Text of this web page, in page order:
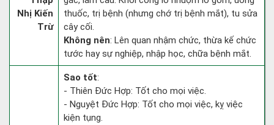
Nhị Kiến
Trừ
thuốc, trị bệnh (nhưng chớ trị bệnh mắt), tu sửa
cây cối.
Không nên: Lên quan nhậm chức, thừa kế chức
tước hay sự nghiệp, nhập học, chữa bệnh mắt.
Sao tốt:
- Thiên Đức Hợp: Tốt cho mọi việc.
- Nguyệt Đức Hợp: Tốt cho mọi việc, kỵ việc
kiện tụng.